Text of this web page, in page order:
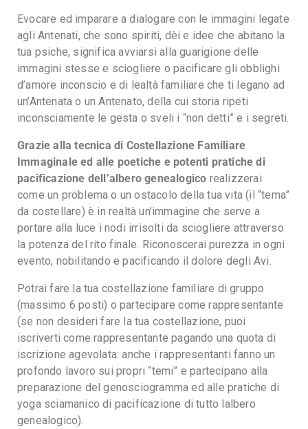
Evocare ed imparare a dialogare con le immagini legate
agli Antenati, che sono spiriti, dèi e idee che abitano la
tua psiche, significa avviarsi alla guarigione delle
immagini stesse e sciogliere o pacificare gli obblighi
d’amore inconscio e di lealtà familiare che ti legano ad
un’Antenata o un Antenato, della cui storia ripeti
inconsciamente le gesta o sveli i “non detti” e i segreti.
Grazie alla tecnica di Costellazione Familiare
Immaginale ed alle poetiche e potenti pratiche di
pacificazione dell’albero genealogico realizzerai
come un problema o un ostacolo della tua vita (il “tema”
da costellare) è in realtà un’immagine che serve a
portare alla luce i nodi irrisolti da sciogliere attraverso
la potenza del rito finale. Riconoscerai purezza in ogni
evento, nobilitando e pacificando il dolore degli Avi.
Potrai fare la tua costellazione familiare di gruppo
(massimo 6 posti) o partecipare come rappresentante
(se non desideri fare la tua costellazione, puoi
iscriverti come rappresentante pagando una quota di
iscrizione agevolata: anche i rappresentanti fanno un
profondo lavoro sui propri “temi” e partecipano alla
preparazione del genosciogramma ed alle pratiche di
yoga sciamanico di pacificazione di tutto lalbero
genealogico).